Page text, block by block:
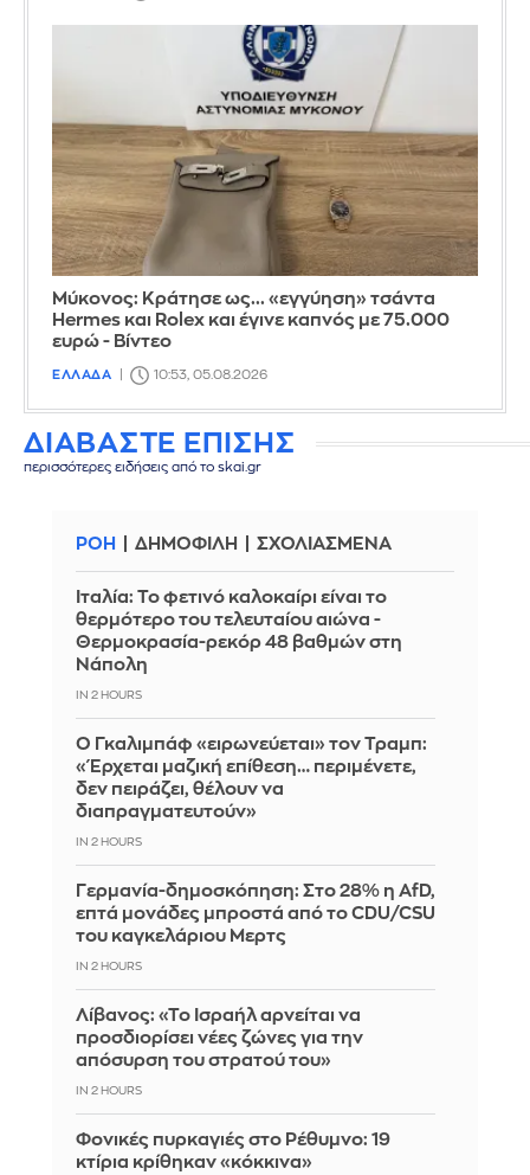
Μύκονος: Κράτησε ως... «εγγύηση» τσάντα
Hermes και Rolex και έγινε καπνός με 75.000
ευρώ - Βίντεο
ΕΛΛΑΔΑ 10:53, 05.08.2026
ΔΙΑΒΑΣΤΕ ΕΠΙΣΗΣ
περισσότερες ειδήσεις από το skai.gr
ΡΟΗ ΔΗΜΟΦΙΛΗ ΣΧΟΛΙΑΣΜΕΝΑ
Ιταλία: To φετινό καλοκαίρι είναι το
θερμότερο του τελευταίου αιώνα -
Θερμοκρασία-ρεκόρ 48 βαθμών στη
Νάπολη
IN 2 HOURS
Ο Γκαλιμπάφ «ειρωνεύεται» τον Τραμπ:
«Έρχεται μαζική επίθεση… περιμένετε,
δεν πειράζει, θέλουν να
διαπραγματευτούν»
IN 2 HOURS
Γερμανία-δημοσκόπηση: Στο 28% η AfD,
επτά μονάδες μπροστά από το CDU/CSU
του καγκελάριου Μερτς
IN 2 HOURS
Λίβανος: «Το Ισραήλ αρνείται να
προσδιορίσει νέες ζώνες για την
απόσυρση του στρατού του»
IN 2 HOURS
Φονικές πυρκαγιές στο Ρέθυμνο: 19
κτίρια κρίθηκαν «κόκκινα»